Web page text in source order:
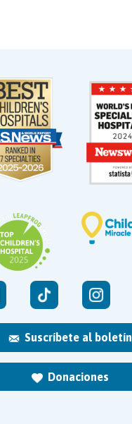
Suscríbete al boletín
Donaciones